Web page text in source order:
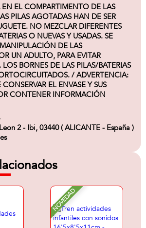
EL COMPARTIMENTO DE LAS
PILAS AGOTADAS HAN DE SER
NO MEZCLAR DIFERENTES
O NUEVAS Y USADAS. SE
DE LAS
UN ADULTO, PARA EVITAR
BORNES DE LAS PILAS/BATERIAS
/ ADVERTENCIA:
EL ENVASE Y SUS
CONTENER INFORMACIÓN
2 - Ibi, 03440 ( ALICANTE - España )
NOVEDAD